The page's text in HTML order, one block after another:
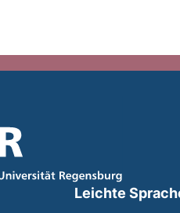
Leichte